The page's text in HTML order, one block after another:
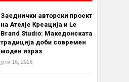
Заеднички авторски проект
на Ателје Креација и Le
Brand Studio: Македонската
традиција доби современ
моден израз
јули 16, 2026